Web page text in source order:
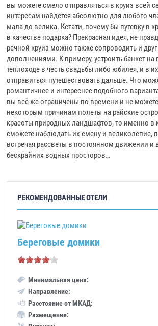
вы можете смело отправляться в круиз всей
интересам найдется абсолютно для любого
мала до велика. Кстати, почему бы путевку в
в качестве подарка? Прекрасная идея, не
речной круиз можно также сопроводить и
дополнениями. К примеру, устроить банкет на
теплоходе в честь свадьбы либо юбилея, и в
отправиться путешествовать дальше. Что
романтичнее и интереснее подобного
вы всё же ограничены по времени и не
некоторым причинам полеты на райские
красоты природных ландшафтов, то именно в
сможете наблюдать их смену и великолепие,
встречая рассветы в постоянном движении и
бескрайних водных просторов…
РЕКОМЕНДОВАННЫЕ ОТЕЛИ
Береговые домики
Минимальная цена:
Направление:
Расстояние от МКАД:
Размещение: